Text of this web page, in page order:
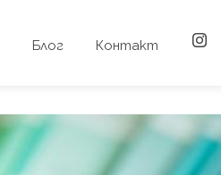
Блог Контакт